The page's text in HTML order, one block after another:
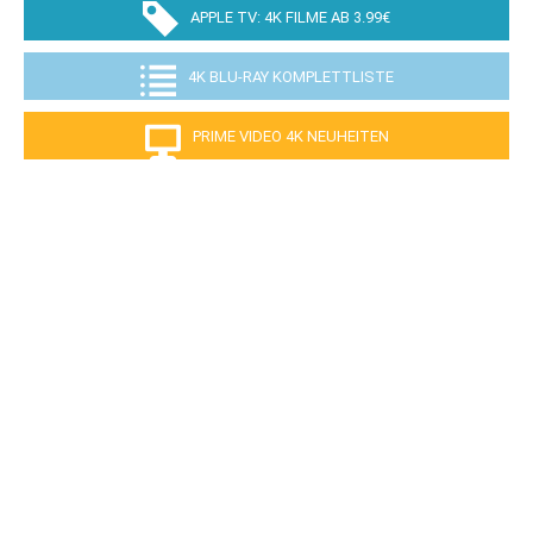
APPLE TV: 4K FILME AB 3.99€
4K BLU-RAY KOMPLETTLISTE
PRIME VIDEO 4K NEUHEITEN